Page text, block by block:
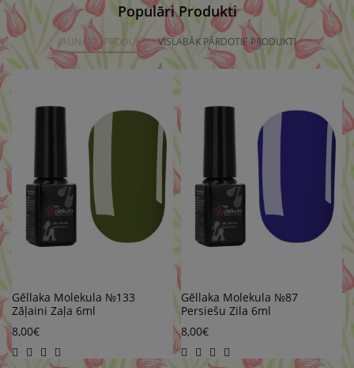
Populāri Produkti
JAUNĀKIE PRODUKTI VISLABĀK PĀRDOTIE PRODUKTI
Gēllaka Molekula №133
Zāļaini Zaļa 6ml
8,00€
Gēllaka Molekula №87
Persiešu Zila 6ml
8,00€